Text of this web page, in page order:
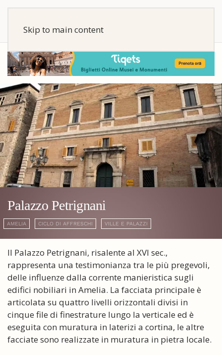
Skip to main content
Palazzo Petrignani
AMELIA CICLO DI AFFRESCHI VILLE E PALAZZI
Il Palazzo Petrignani, risalente al XVI sec.,
rappresenta una testimonianza tra le più pregevoli,
delle influenze dalla corrente manieristica sugli
edifici nobiliari in Amelia. La facciata principale è
articolata su quattro livelli orizzontali divisi in
cinque file di finestrature lungo la verticale ed è
eseguita con muratura in laterizi a cortina, le altre
facciate sono realizzate in muratura in pietra locale.